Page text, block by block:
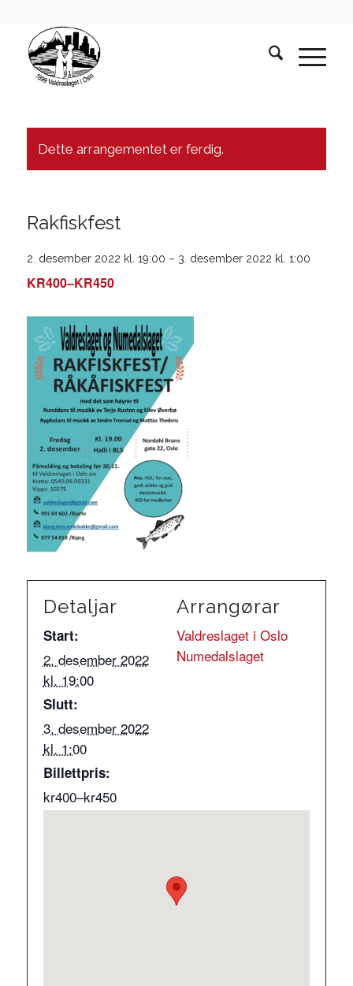
Dette arrangementet er ferdig.
Rakfiskfest
2. desember 2022 kl. 19:00 – 3. desember 2022 kl. 1:00
KR400–KR450
Detaljar
Start:
2. desember 2022
kl. 19:00
Slutt:
3. desember 2022
kl. 1:00
Billettpris:
kr400–kr450
Arrangørar
Valdreslaget i Oslo
Numedalslaget